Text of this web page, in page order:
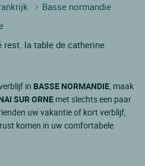
Basse normandie
la table de catherine
in BASSE NORMANDIE, maak
SUR ORNE met slechts een paar
uw vakantie of kort verblijf,
komen in uw comfortabele